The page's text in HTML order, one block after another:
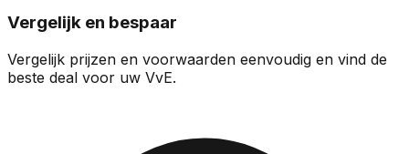
Vergelijk en bespaar
Vergelijk prijzen en voorwaarden eenvoudig en vind de
beste deal voor uw VvE.